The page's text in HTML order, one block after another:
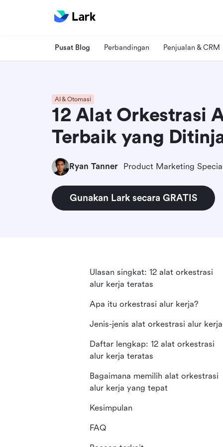
Pusat Blog Perbandingan Penjualan & CRM
AI & Otomasi
12 Alat Orkestrasi
Terbaik yang
Ryan Tanner Product Marketing
Gunakan Lark secara GRATIS
Ulasan singkat: 12 alat orkestrasi
alur kerja teratas
Apa itu orkestrasi alur kerja?
Jenis-jenis alat orkestrasi alur kerja
Daftar lengkap: 12 alat orkestrasi
alur kerja teratas
Bagaimana memilih alat orkestrasi
alur kerja yang tepat
Kesimpulan
FAQ